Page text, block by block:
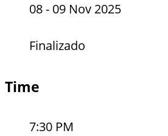
08 - 09 Nov 2025
Finalizado
Time
7:30 PM